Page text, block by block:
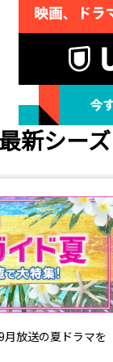
新シー
ガイド
放送の夏ドラマを